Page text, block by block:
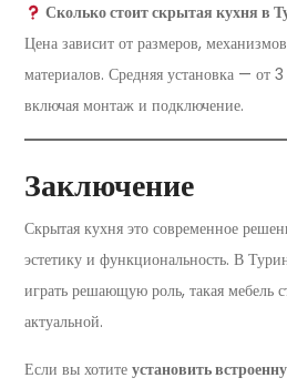
Сколько стоит скрытая кухня в
Цена зависит от размеров,
материалов. Средняя установка —
включая монтаж и подключение.
Заключение
Скрытая кухня это современное
эстетику и функциональность. В
играть решающую роль, такая мебель
актуальной.
Если вы хотите установить